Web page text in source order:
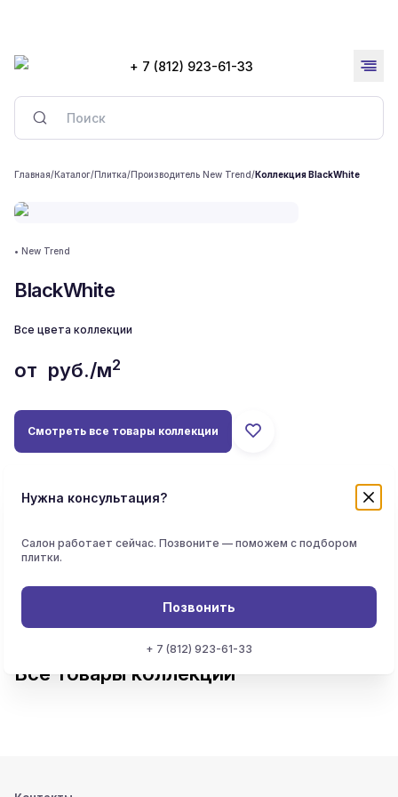
+ 7 (812) 923-61-33
Главная/Каталог/Плитка/Производитель New Trend/Коллекция BlackWhite
• New Trend
BlackWhite
Все цвета коллекции
от руб./м2
Смотреть все товары коллекции
Основные характеристики
Страна производитель
Категория
Все товары коллекции
Нужна консультация?
Салон работает сейчас. Позвоните — поможем с подбором
плитки.
Позвонить
+ 7 (812) 923-61-33